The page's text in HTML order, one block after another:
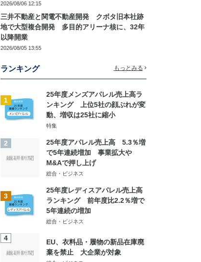
2026/08/06 12:15
三井不動産と関電不動産開発 クボタ旧本社跡
地で大型複合開発 多目的アリーナ核に、32年
以降開業
2026/08/05 13:55
ランキング もっとみる
1
25年度メンズアパレル売上高ラ
ンキング 上位5社の顔ぶれが変
動、増収は25社に縮小
特集
2
25年度アパレル売上高 5.3％増
で5年連続増加 事業拡大や
M&Aで押し上げ
総合・ビジネス
3
25年度レディスアパレル売上高
ランキング 前年度比2.2％増で
5年連続の増加
総合・ビジネス
4
EU、衣料品・履物の新品在庫廃
棄を禁止 大企業が対象